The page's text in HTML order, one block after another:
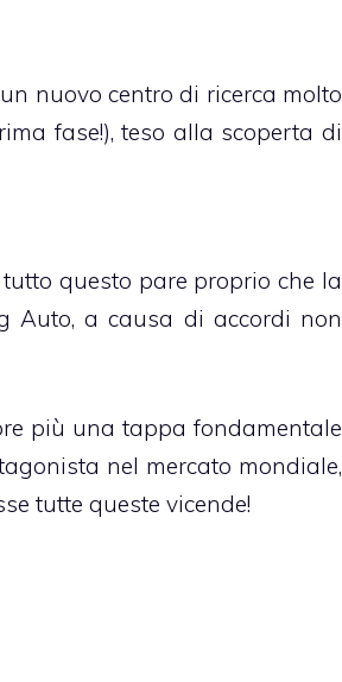
nuovo centro di ricerca molto
fase!), teso alla scoperta di
questo pare proprio che la
Auto, a causa di accordi non
più una tappa fondamentale
nel mercato mondiale,
tutte queste vicende!